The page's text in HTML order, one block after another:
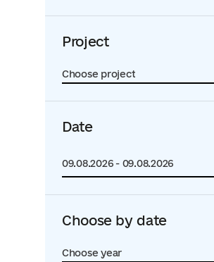
Project
Choose project
Date
Choose by date
Choose year